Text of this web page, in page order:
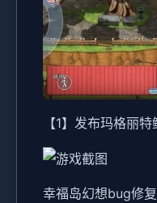
【1】发布玛格丽
幸福岛幻想bug修复